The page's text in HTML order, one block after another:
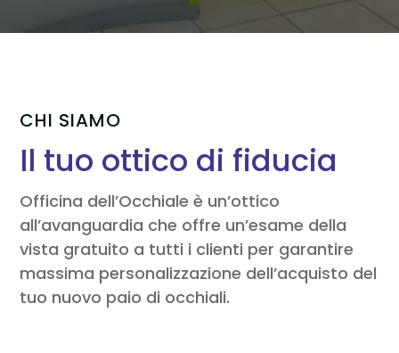
CHI SIAMO
Il tuo ottico di fiducia
Officina dell’Occhiale è un’ottico
all’avanguardia che offre un’esame della
vista gratuito a tutti i clienti per garantire
massima personalizzazione dell’acquisto del
tuo nuovo paio di occhiali.